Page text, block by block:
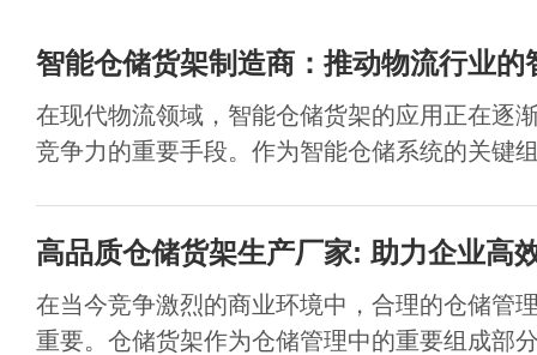
智能仓储货架制造商：推动物流行业的
在现代物流领域，智能仓储货架的应用正在逐
竞争力的重要手段。作为智能仓储系统的关键
高品质仓储货架生产厂家: 助力企业高
在当今竞争激烈的商业环境中，合理的仓储管
重要。仓储货架作为仓储管理中的重要组成部